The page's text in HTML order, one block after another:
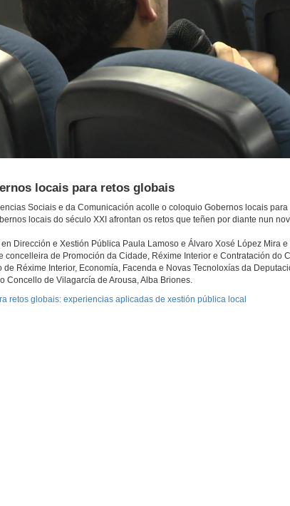
locais para retos globais
Sociais e da Comunicación acolle o coloquio Gobernos locais
locais do século XXI afrontan os retos que teñen por diante nun
Dirección e Xestión Pública Paula Lamoso e Álvaro Xosé López Mira
concelleira de Promoción da Cidade, Réxime Interior e Contratación do
Réxime Interior, Economía, Facenda e Novas Tecnoloxías da
Concello de Vilagarcía de Arousa, Alba Briones.
retos globais: experiencias aplicadas de xestión pública local